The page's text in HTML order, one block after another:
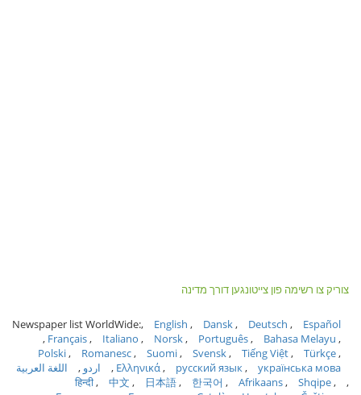
צוריק צו רשימה פון צייטונגען דורך מדינה
Newspaper list WorldWide: English Dansk Deutsch
Español
Français
Italiano Norsk Português
Bahasa Melayu
Polski
Romanesc Suomi Svensk Tiếng Việt
Türkçe
Ελληνικά
русский язык українська мова اردو
اللغة العربية
हिन्दी
中文 日本語 한국어 Afrikaans
Shqipe